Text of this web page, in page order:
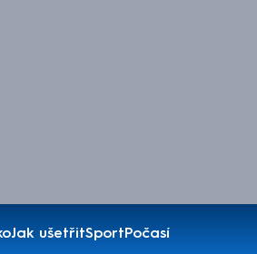
Jak ušetřitSportPočasí